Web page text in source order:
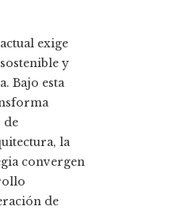
exige
y
Bajo esta
de
la
convergen
de